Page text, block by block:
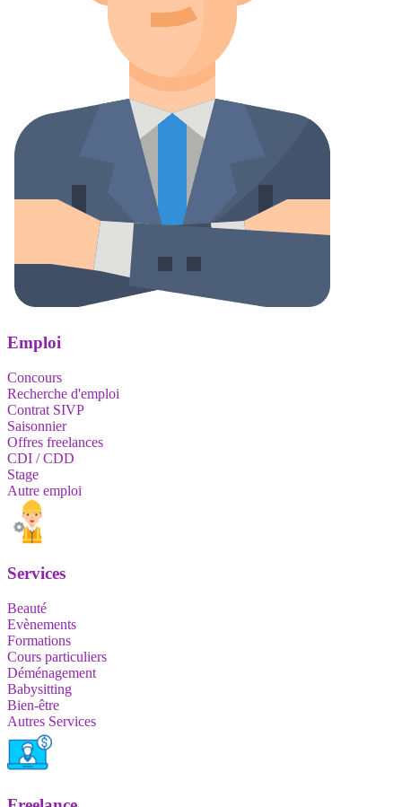
Emploi
Concours
Recherche d'emploi
Contrat SIVP
Saisonnier
Offres freelances
CDI / CDD
Stage
Autre emploi
Services
Beauté
Evènements
Formations
Cours particuliers
Déménagement
Babysitting
Bien-être
Autres Services